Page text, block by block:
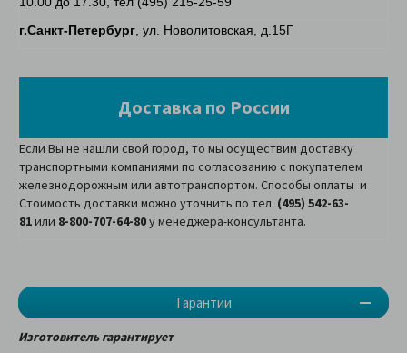
Гарантии
г.Санкт-Петербург , ул. Новолитовская, д.15Г
Доставка по России
Если Вы не нашли свой город, то мы осуществим доставку
транспортными компаниями по согласованию с покупателем
железнодорожным или автотранспортом. Способы оплаты и
Стоимость доставки можно уточнить по тел. (495) 542-63-
81или 8-800-707-64-80у менеджера-консультанта.
Изготовитель гарантирует